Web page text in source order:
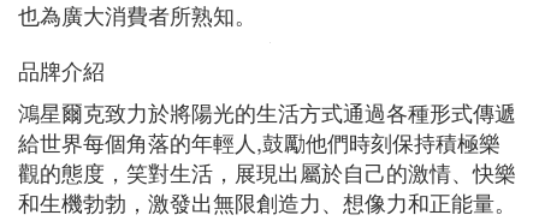
也為廣大消費者所熟知。
品牌介紹
鴻星爾克致力於將陽光的生活方式通過各種形式傳遞
給世界每個角落的年輕人,鼓勵他們時刻保持積極樂
觀的態度，笑對生活，展現出屬於自己的激情、快樂
和生機勃勃，激發出無限創造力、想像力和正能量。